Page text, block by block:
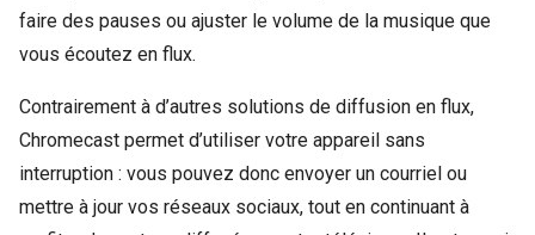
faire des pauses ou ajuster le volume de la musique que
vous écoutez en flux.
Contrairement à d’autres solutions de diffusion en flux,
Chromecast permet d’utiliser votre appareil sans
interruption : vous pouvez donc envoyer un courriel ou
mettre à jour vos réseaux sociaux, tout en continuant à